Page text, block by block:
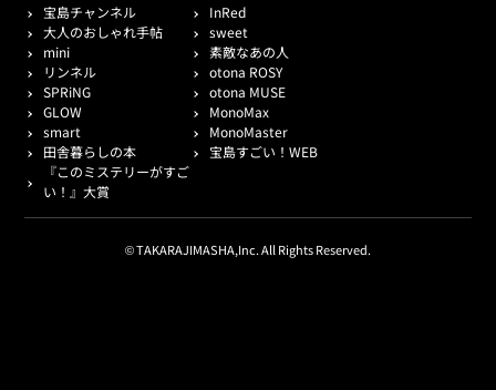
宝島チャンネル
InRed
大人のおしゃれ手帖
sweet
mini
素敵なあの人
リンネル
otona ROSY
SPRiNG
otona MUSE
GLOW
MonoMax
smart
MonoMaster
田舎暮らしの本
宝島すごい！WEB
『このミステリーがすご
い！』大賞
© TAKARAJIMASHA,Inc. All Rights Reserved.